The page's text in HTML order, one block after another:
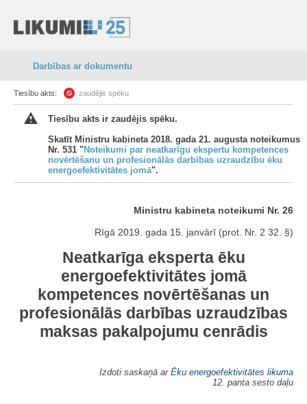
Darbības ar dokumentu
Tiesību akts: zaudējis spēku
Tiesību akts ir zaudējis spēku.
Skatīt Ministru kabineta 2018. gada 21. augusta noteikumus
Nr. 531 "Noteikumi par neatkarīgu ekspertu kompetences
novērtēšanu un profesionālās darbības uzraudzību ēku
energoefektivitātes jomā".
Ministru kabineta noteikumi Nr. 26
Rīgā 2019. gada 15. janvārī (prot. Nr. 2 32. §)
Neatkarīga eksperta ēku
energoefektivitātes jomā
kompetences novērtēšanas un
profesionālās darbības uzraudzības
maksas pakalpojumu cenrādis
Izdoti saskaņā ar Ēku energoefektivitātes likuma
12. panta sesto daļu